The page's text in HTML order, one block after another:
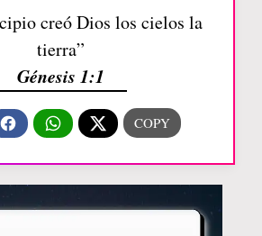
creó Dios los cielos la
tierra”
Génesis 1:1